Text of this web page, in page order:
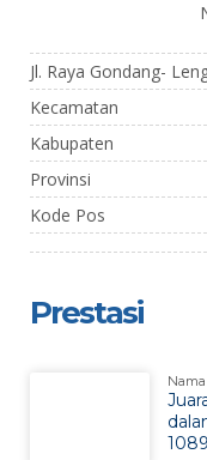
Jl. Raya Gondang-
Kecamatan
Kabupaten
Provinsi
Kode Pos
Prestasi
1089